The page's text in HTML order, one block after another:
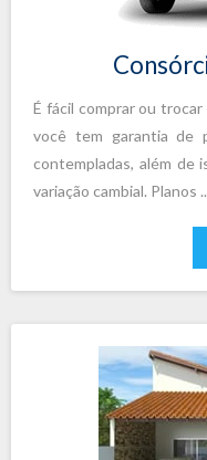
É fácil comprar ou
você tem garantia de
contempladas, além de
variação cambial. Planos